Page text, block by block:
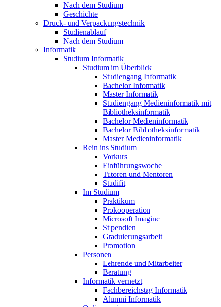
Nach dem Studium
Geschichte
Druck- und Verpackungstechnik
Studienablauf
Nach dem Studium
Informatik
Studium Informatik
Studium im Überblick
Studiengang Informatik
Bachelor Informatik
Master Informatik
Studiengang Medieninformatik mit
Bibliotheksinformatik
Bachelor Medieninformatik
Bachelor Bibliotheksinformatik
Master Medieninformatik
Rein ins Studium
Vorkurs
Einführungswoche
Tutoren und Mentoren
Studifit
Im Studium
Praktikum
Prokooperation
Microsoft Imagine
Stipendien
Graduierungsarbeit
Promotion
Personen
Lehrende und Mitarbeiter
Beratung
Informatik vernetzt
Fachbereichstag Informatik
Alumni Informatik